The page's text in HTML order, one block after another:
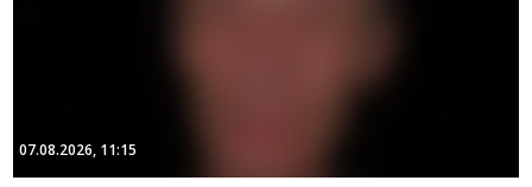
07.08.2026, 11:15